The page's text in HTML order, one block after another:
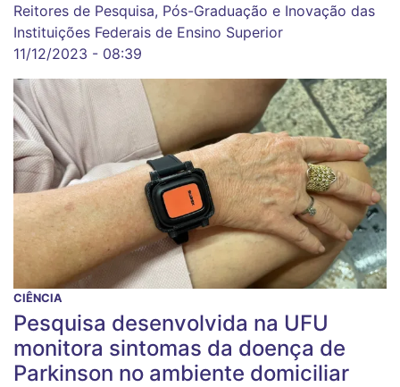
Reitores de Pesquisa, Pós-Graduação e Inovação das
Instituições Federais de Ensino Superior
11/12/2023 - 08:39
CIÊNCIA
Pesquisa desenvolvida na UFU
monitora sintomas da doença de
Parkinson no ambiente domiciliar